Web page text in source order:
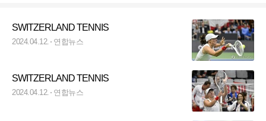
SWITZERLAND TENNIS
2024.04.12. 연합뉴스
SWITZERLAND TENNIS
2024.04.12. 연합뉴스